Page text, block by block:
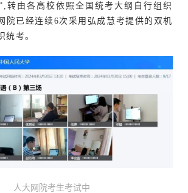
转由各高校依照全国统考大纲自行组织
院已经连续6次采用弘成慧考提供的双机
统考。
人大网院考生考试中